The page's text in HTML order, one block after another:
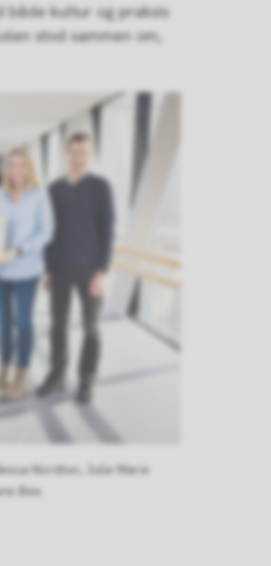
både kultur og praksis
stod sammen om,
Nordtun, Julie Marie
Bøe.